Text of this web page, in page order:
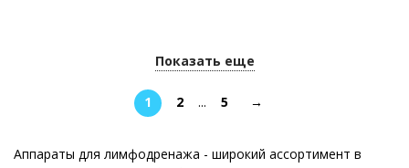
Показать еще
1 2 ... 5 →
Аппараты для лимфодренажа - широкий ассортимент в